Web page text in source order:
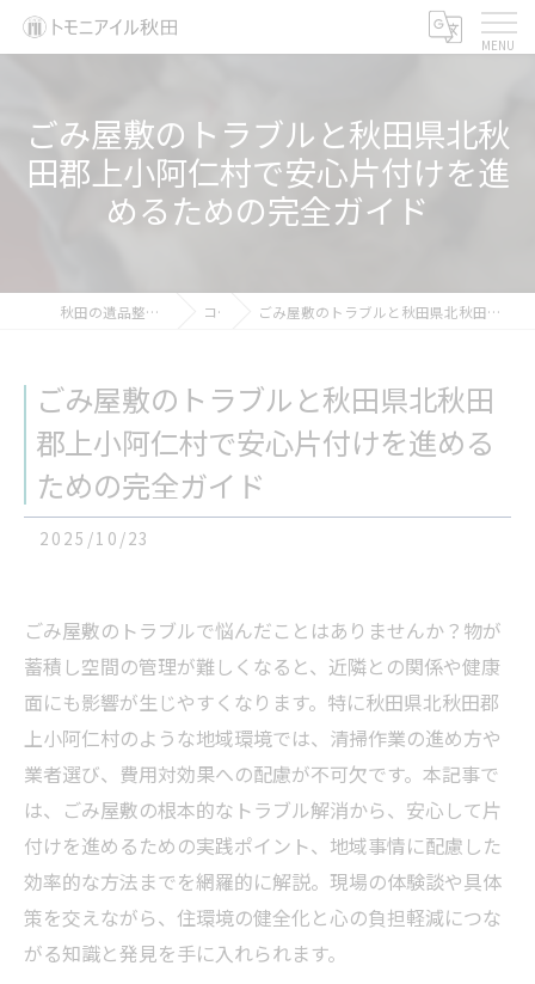
ごみ屋敷のトラブルと秋田県北秋
田郡上小阿仁村で安心片付けを進
めるための完全ガイド
秋田の遺品整理ならトモニアイル秋田 コラム ごみ屋敷のトラブルと秋田県北秋田郡上小阿仁村で安心片付けを進めるための完全ガイド
ごみ屋敷のトラブルと秋田県北秋田
郡上小阿仁村で安心片付けを進める
ための完全ガイド
2025/10/23
ごみ屋敷のトラブルで悩んだことはありませんか？物が
蓄積し空間の管理が難しくなると、近隣との関係や健康
面にも影響が生じやすくなります。特に秋田県北秋田郡
上小阿仁村のような地域環境では、清掃作業の進め方や
業者選び、費用対効果への配慮が不可欠です。本記事で
は、ごみ屋敷の根本的なトラブル解消から、安心して片
付けを進めるための実践ポイント、地域事情に配慮した
効率的な方法までを網羅的に解説。現場の体験談や具体
策を交えながら、住環境の健全化と心の負担軽減につな
がる知識と発見を手に入れられます。